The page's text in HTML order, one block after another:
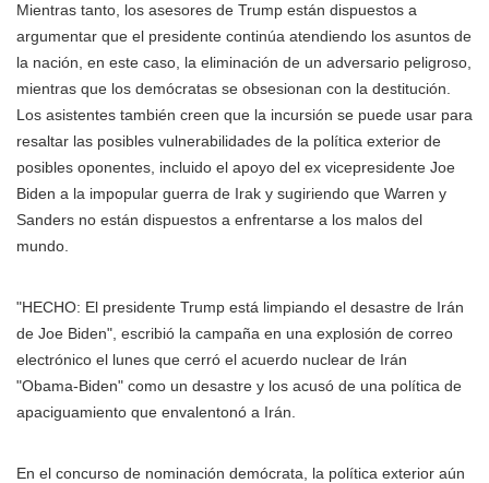
Mientras tanto, los asesores de Trump están dispuestos a
argumentar que el presidente continúa atendiendo los asuntos de
la nación, en este caso, la eliminación de un adversario peligroso,
mientras que los demócratas se obsesionan con la destitución.
Los asistentes también creen que la incursión se puede usar para
resaltar las posibles vulnerabilidades de la política exterior de
posibles oponentes, incluido el apoyo del ex vicepresidente Joe
Biden a la impopular guerra de Irak y sugiriendo que Warren y
Sanders no están dispuestos a enfrentarse a los malos del
mundo.
"HECHO: El presidente Trump está limpiando el desastre de Irán
de Joe Biden", escribió la campaña en una explosión de correo
electrónico el lunes que cerró el acuerdo nuclear de Irán
"Obama-Biden" como un desastre y los acusó de una política de
apaciguamiento que envalentonó a Irán.
En el concurso de nominación demócrata, la política exterior aún